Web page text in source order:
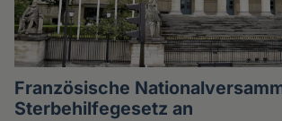
Französische
Sterbehilfegesetz an